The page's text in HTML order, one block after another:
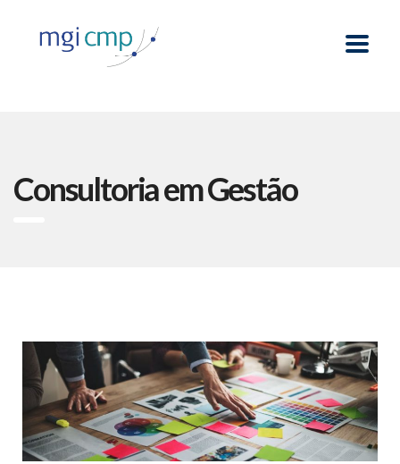
Consultoria em Gestão